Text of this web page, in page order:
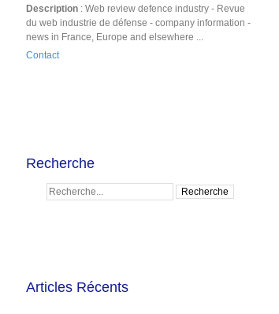
Description : Web review defence industry - Revue
du web industrie de défense - company information -
news in France, Europe and elsewhere ...
Contact
Recherche
Articles Récents